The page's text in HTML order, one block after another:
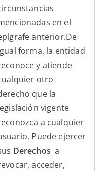
en el
anterior.De
forma, la entidad
y atiende
otro
que la
vigente
a cualquier
Puede ejercer
Derechos a
acceder,